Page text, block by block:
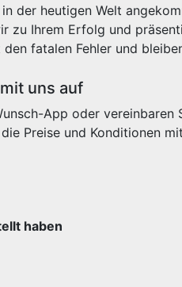
der heutigen Welt
zu Ihrem Erfolg und
fatalen Fehler und
uns auf
App oder
Preise und Konditionen
haben